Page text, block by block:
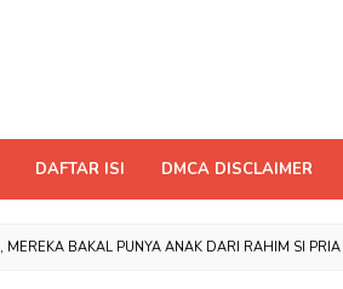
DAFTAR ISI DMCA DISCLAIMER
MEREKA BAKAL PUNYA ANAK DARI RAHIM SI PRIA